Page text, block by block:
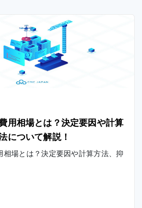
用相場とは？決定要因や計算
について解説！
相場とは？決定要因や計算方法、抑